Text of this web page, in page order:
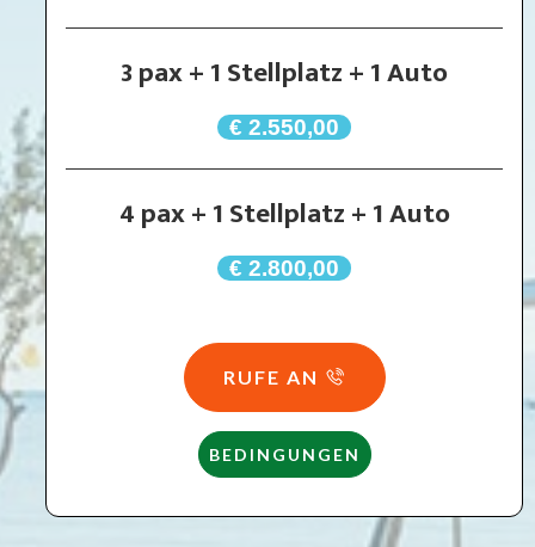
3 pax + 1 Stellplatz + 1 Auto
€ 2.550,00
4 pax + 1 Stellplatz + 1 Auto
€ 2.800,00
RUFE AN
BEDINGUNGEN